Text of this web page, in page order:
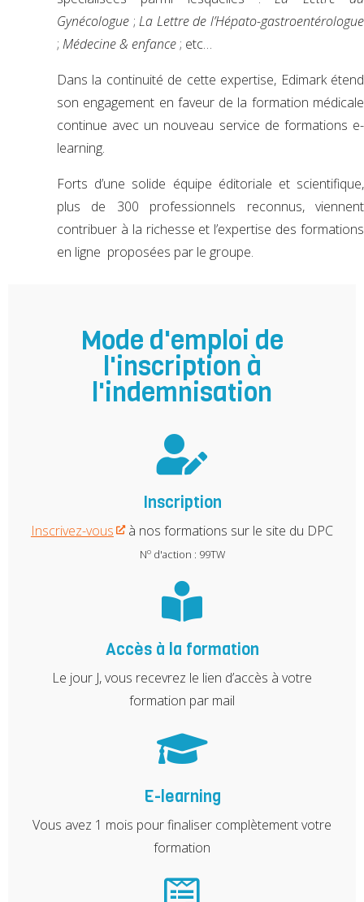
Gynécologue ;La Lettre de l’Hépato-gastroentérologue
; Médecine & enfance; etc…
Dans la continuité de cette expertise, Edimark étend
son engagement en faveur de la formation médicale
continue avec un nouveau service de formations e-
learning.
Forts d’une solide équipe éditoriale et scientifique,
plus de 300 professionnels reconnus, viennent
contribuer à la richesse et l’expertise des formations
en ligne proposées par le groupe.
Mode d'emploi de
l'inscription à
l'indemnisation
Inscription
Inscrivez-vous à nos formations sur le site du DPC
Nod'action : 99TW
Accès à la formation
Le jour J, vous recevrez le lien d’accès à votre
formation par mail
E-learning
Vous avez 1 mois pour finaliser complètement votre
formation